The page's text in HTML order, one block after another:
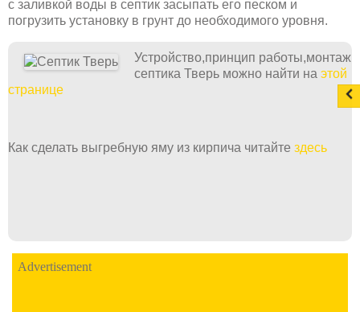
с заливкой воды в септик засыпать его песком и
погрузить установку в грунт до необходимого уровня.
Устройство,принцип работы,монтаж
септика Тверь можно найти на этой
странице
Как сделать выгребную яму из кирпича читайте здесь
Advertisement